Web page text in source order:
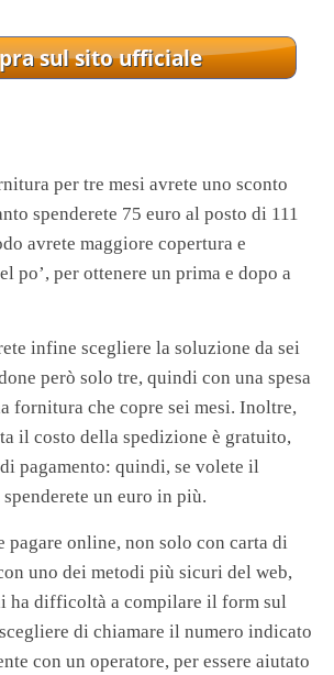
per tre mesi avrete uno sconto
spenderete 75 euro al posto di 111
avrete maggiore copertura e
po’, per ottenere un prima e dopo a
infine scegliere la soluzione da sei
però solo tre, quindi con una spesa
fornitura che copre sei mesi. Inoltre,
il costo della spedizione è gratuito,
pagamento: quindi, se volete il
un euro in più.
pagare online, non solo con carta di
uno dei metodi più sicuri del web,
ha difficoltà a compilare il form sul
di chiamare il numero indicato
con un operatore, per essere aiutato